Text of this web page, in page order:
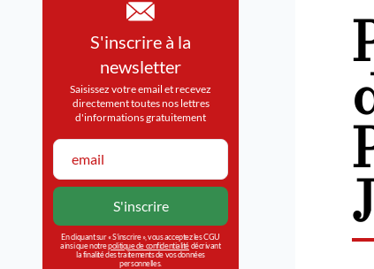
S'inscrire à la
newsletter
Saisissez votre email et recevez
directement toutes nos lettres
d'informations gratuitement
En cliquant sur « S’inscrire », vous acceptez les CGU
ainsi que notrepolitique de confidentialitédécrivant
la finalité des traitements de vos données
personnelles.